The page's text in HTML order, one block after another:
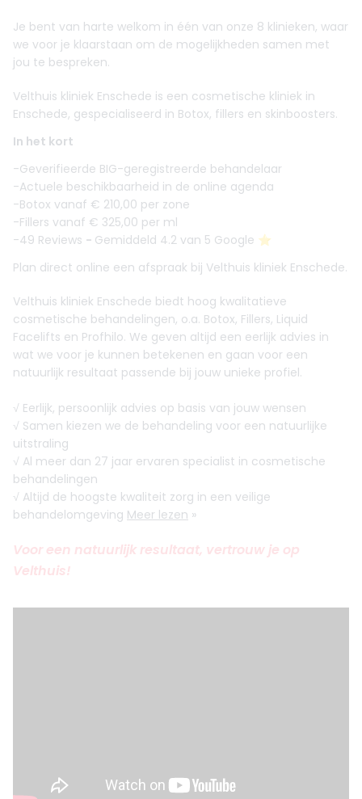
Je bent van harte welkom in één van onze 8 klinieken, waar
we voor je klaarstaan om de mogelijkheden samen met
jou te bespreken.
Velthuis kliniek Enschede is een cosmetische kliniek in
Enschede, gespecialiseerd in Botox, fillers en skinboosters.
In het kort
-Geverifieerde BIG-geregistreerde behandelaar
-Actuele beschikbaarheid in de online agenda
-Botox vanaf € 210,00 per zone
-Fillers vanaf € 325,00 per ml
-49 Reviews - Gemiddeld 4.2 van 5 Google ⭐️
Plan direct online een afspraak bij Velthuis kliniek Enschede.
Velthuis kliniek Enschede biedt hoog kwalitatieve
cosmetische behandelingen, o.a. Botox, Fillers, Liquid
Facelifts en Profhilo. We geven altijd een eerlijk advies in
wat we voor je kunnen betekenen en gaan voor een
natuurlijk resultaat passende bij jouw unieke profiel.
√ Eerlijk, persoonlijk advies op basis van jouw wensen
√ Samen kiezen we de behandeling voor een natuurlijke
uitstraling
√ Al meer dan 27 jaar ervaren specialist in cosmetische
behandelingen
√ Altijd de hoogste kwaliteit zorg in een veilige
behandelomgeving Meer lezen »
Voor een natuurlijk resultaat, vertrouw je op
Velthuis!